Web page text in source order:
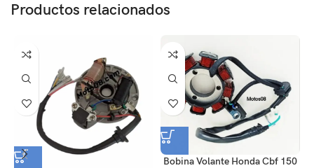
Productos relacionados
Bobina Volante Honda Cbf 150